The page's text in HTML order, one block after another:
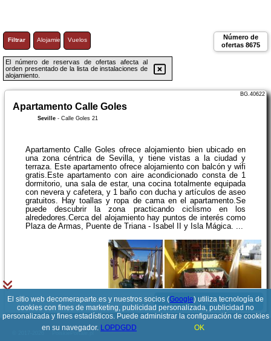
Filtrar AlojamientoVuelos
Número de
ofertas 8675
El número de reservas de ofertas afecta al
orden presentado de la lista de instalaciones de
alojamiento.
Apartamento Calle Goles
Seville- Calle Goles 21
Apartamento Calle Goles ofrece alojamiento bien ubicado en
una zona céntrica de Sevilla, y tiene vistas a la ciudad y
terraza. Este apartamento ofrece alojamiento con balcón y wifi
gratis.Este apartamento con aire acondicionado consta de 1
dormitorio, una sala de estar, una cocina totalmente equipada
con nevera y cafetera, y 1 baño con ducha y artículos de aseo
gratuitos. Hay toallas y ropa de cama en el apartamento.Se
puede descubrir la zona practicando ciclismo en los
alrededores.Cerca del alojamiento hay puntos de interés como
Plaza de Armas, Puente de Triana - Isabel II y Isla Mágica. ...
Ver detalles
BG.40622
El sitio web decomeraparte.es y nuestros socios (Google) utiliza tecnología de
cookies con fines de marketing, publicidad personalizada, publicidad no
personalizada y fines estadísticos. Puede administrar la configuración de cookies
en su navegador. LOPDGDD OK
PolskiePortale.pl